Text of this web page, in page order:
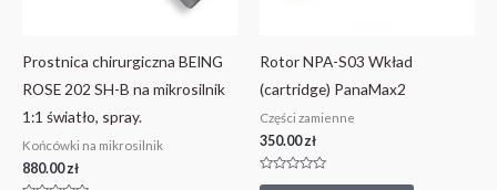
Prostnica chirurgiczna BEING
ROSE 202 SH-B na mikrosilnik
1:1 światło, spray.
Końcówki na mikrosilnik
880.00zł
Rotor NPA-S03 Wkład
(cartridge) PanaMax2
Części zamienne
350.00zł
Oceniono